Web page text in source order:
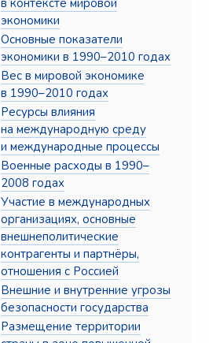
в контексте мировой
экономики
Основные показатели
экономики в 1990–2010 годах
Вес в мировой экономике
в 1990–2010 годах
Ресурсы влияния
на международную среду
и международные процессы
Военные расходы в 1990–
2008 годах
Участие в международных
организациях, основные
внешнеполитические
контрагенты и партнёры,
отношения с Россией
Внешние и внутренние угрозы
безопасности государства
Размещение территории